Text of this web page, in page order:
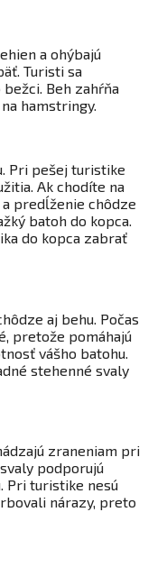
a ohýbajú
Turisti sa
Beh zahŕňa
hamstringy.
Pri pešej turistike
Ak chodíte na
predĺženie chôdze
batoh do kopca.
do kopca zabrať
aj behu. Počas
pretože pomáhajú
vášho batohu.
stehenné svaly
zraneniam pri
podporujú
Pri turistike nesú
nárazy, preto